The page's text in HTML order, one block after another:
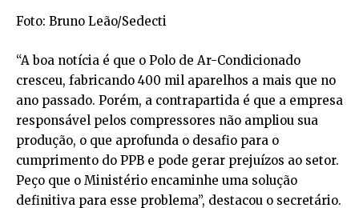
Foto: Bruno Leão/Sedecti
“A boa notícia é que o Polo de Ar-Condicionado
cresceu, fabricando 400 mil aparelhos a mais que no
ano passado. Porém, a contrapartida é que a empresa
responsável pelos compressores não ampliou sua
produção, o que aprofunda o desafio para o
cumprimento do PPB e pode gerar prejuízos ao setor.
Peço que o Ministério encaminhe uma solução
definitiva para esse problema”, destacou o secretário.